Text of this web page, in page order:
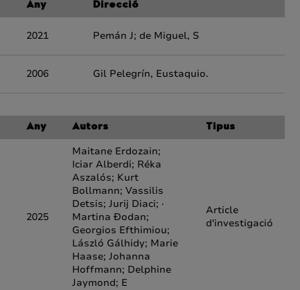
Any Direcció
2021 Pemán J; de Miguel, S
2006 Gil Pelegrín, Eustaquio.
Any Autors Tipus
2025
Maitane Erdozain;
Iciar Alberdi; Réka
Aszalós; Kurt
Bollmann; Vassilis
Detsis; Jurij Diaci; ·
Martina Đodan;
Georgios Efthimiou;
László Gálhidy; Marie
Haase; Johanna
Hoffmann; Delphine
Jaymond; E
Article
d'investigació